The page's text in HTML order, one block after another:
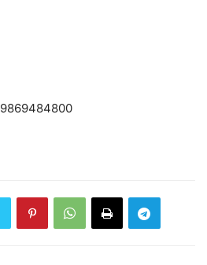
9869484800